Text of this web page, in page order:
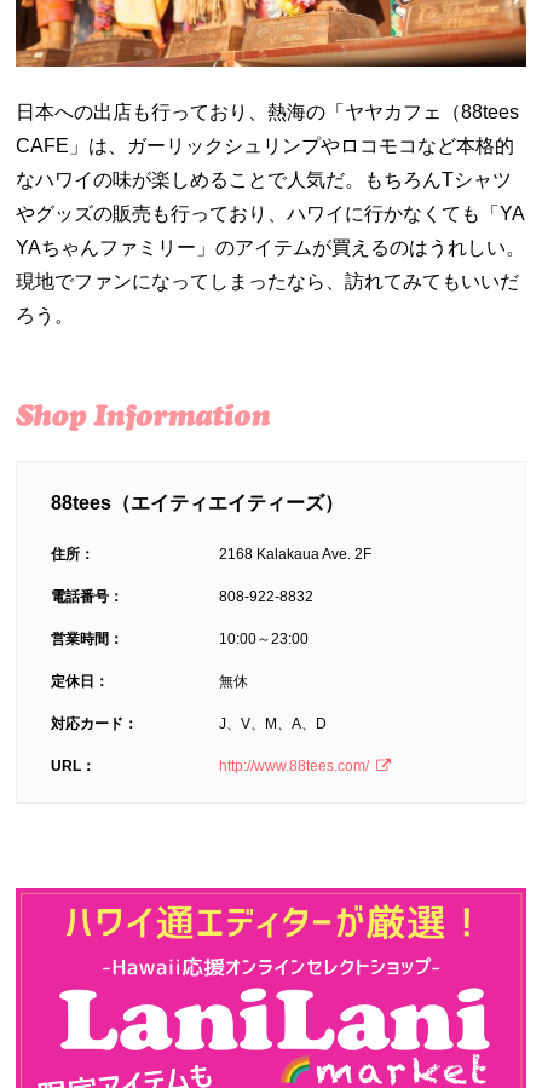
日本への出店も行っており、熱海の「ヤヤカフェ（88tees
CAFE」は、ガーリックシュリンプやロコモコなど本格的
なハワイの味が楽しめることで人気だ。もちろんTシャツ
やグッズの販売も行っており、ハワイに行かなくても「YA
YAちゃんファミリー」のアイテムが買えるのはうれしい。
現地でファンになってしまったなら、訪れてみてもいいだ
ろう。
88tees（エイティエイティーズ）
住所： 2168 Kalakaua Ave. 2F
電話番号： 808-922-8832
営業時間： 10:00～23:00
定休日： 無休
対応カード： J、V、M、A、D
URL： http://www.88tees.com/